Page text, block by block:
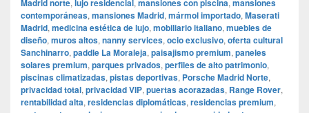
Madrid norte, lujo residencial, mansiones con piscina, mansiones
contemporáneas, mansiones Madrid, mármol importado, Maserati
Madrid, medicina estética de lujo, mobiliario italiano, muebles de
diseño, muros altos, nanny services, ocio exclusivo, oferta cultural
Sanchinarro, paddle La Moraleja, paisajismo premium, paneles
solares premium, parques privados, perfiles de alto patrimonio,
piscinas climatizadas, pistas deportivas, Porsche Madrid Norte,
privacidad total, privacidad VIP, puertas acorazadas, Range Rover,
rentabilidad alta, residencias diplomáticas, residencias premium,